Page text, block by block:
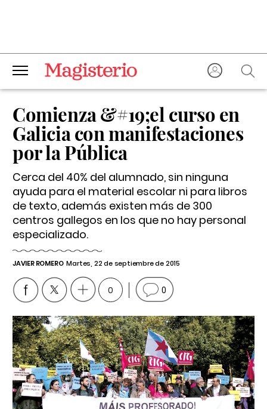
Comienza &#19;el curso en
Galicia con manifestaciones
por la Pública
Cerca del 40% del alumnado, sin ninguna
ayuda para el material escolar ni para libros
de texto, además existen más de 300
centros gallegos en los que no hay personal
especializado.
JAVIER ROMERO Martes, 22 de septiembre de 2015
0 0